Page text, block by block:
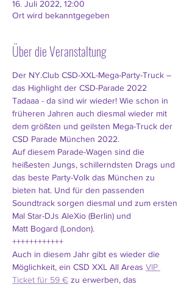
16. Juli 2022, 12:00
Ort wird bekanntgegeben
Über die Veranstaltung
Der NY.Club CSD-XXL-Mega-Party-Truck –
das Highlight der CSD-Parade 2022
Tadaaa - da sind wir wieder! Wie schon in
früheren Jahren auch diesmal wieder mit
dem größten und geilsten Mega-Truck der
CSD Parade München 2022.
Auf diesem Parade-Wagen sind die
heißesten Jungs, schillerndsten Drags und
das beste Party-Volk das München zu
bieten hat. Und für den passenden
Soundtrack sorgen diesmal und zum ersten
Mal Star-DJs AleXio (Berlin) und
Matt Bogard (London).
++++++++++++
Auch in diesem Jahr gibt es wieder die
Möglichkeit, ein CSD XXL All Areas VIP
Ticket für 59 € zu erwerben, das